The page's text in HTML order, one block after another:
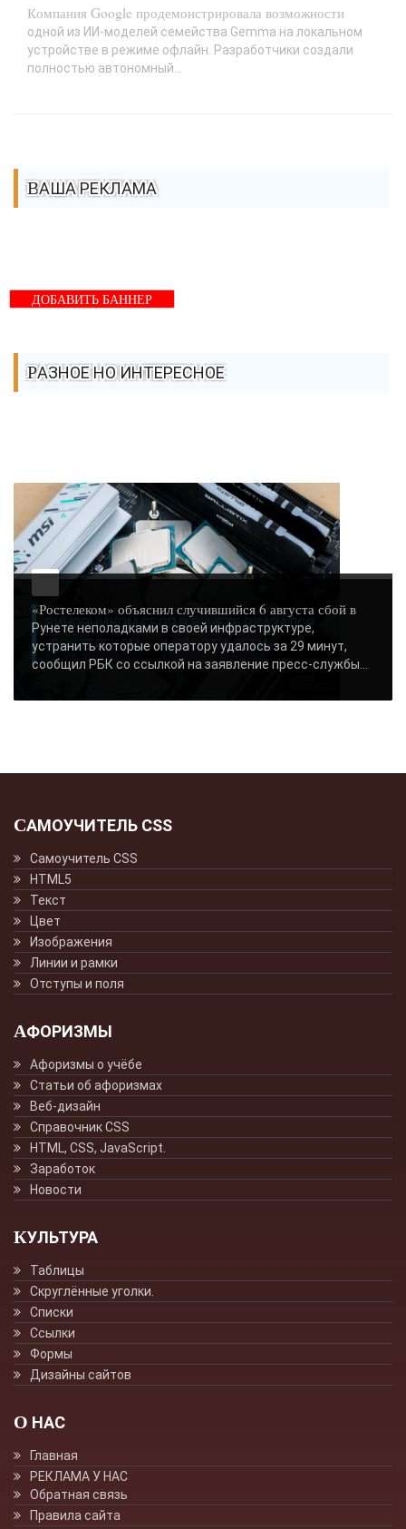
Компания Google продемонстрировала возможности
одной из ИИ-моделей семейства Gemma на локальном
устройстве в режиме офлайн. Разработчики создали
полностью автономный...
ВАША РЕКЛАМА
ДОБАВИТЬ БАННЕР
РАЗНОЕ НО ИНТЕРЕСНОЕ
ВИНОВНИКОМ СБОЯ В РУНЕТЕ ОКАЗАЛСЯ
«РОСТЕЛЕКОМ» - «НОВОСТИ СЕТИ»..
«Ростелеком» объяснил случившийся 6 августа сбой в
Рунете неполадками в своей инфраструктуре,
устранить которые оператору удалось за 29 минут,
сообщил РБК со ссылкой на заявление пресс-службы...
САМОУЧИТЕЛЬ CSS
Самоучитель CSS
HTML5
Текст
Цвет
Изображения
Линии и рамки
Отступы и поля
АФОРИЗМЫ
Афоризмы о учёбе
Статьи об афоризмах
Веб-дизайн
Справочник CSS
HTML, CSS, JavaScript.
Заработок
Новости
КУЛЬТУРА
Таблицы
Скруглённые уголки.
Списки
Ссылки
Формы
Дизайны сайтов
О НАС
Главная
РЕКЛАМА У НАС
Обратная связь
Правила сайта